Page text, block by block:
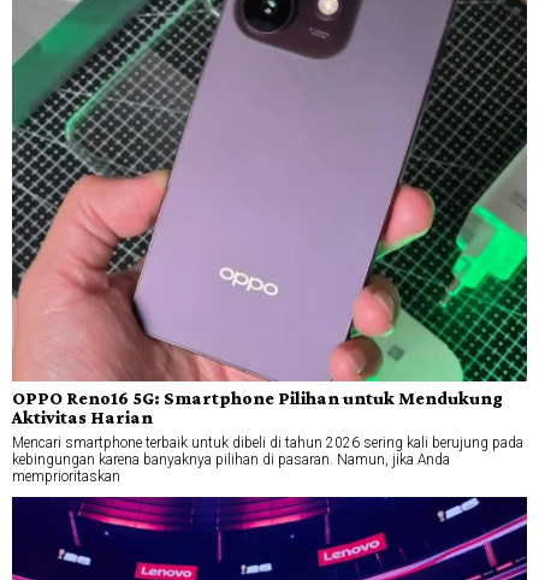
OPPO Reno16 5G: Smartphone Pilihan untuk Mendukung
Aktivitas Harian
Mencari smartphone terbaik untuk dibeli di tahun 2026 sering kali berujung pada
kebingungan karena banyaknya pilihan di pasaran. Namun, jika Anda
memprioritaskan